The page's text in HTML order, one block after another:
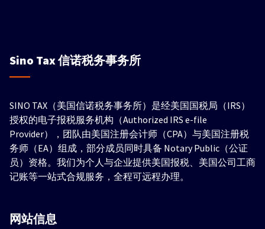
Sino Tax信诺税务事务所
SINO TAX（美国信诺税务事务所）是经美国国税局（IRS）
授权的电子报税服务机构（Authorized IRS e-file
Provider），团队由美国注册会计师（CPA）与美国注册税
务师（EA）组成，部分成员同时具备 Notary Public（公证
员）资格。我们为个人与企业提供美国报税、美国公司工商
记账等一站式合规服务，全程可远程办理。
网站信息